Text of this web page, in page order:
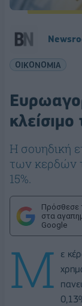
ΟΙΚΟΝΟΜΙΑ
Η σουηδική
των κερδών
15%.
Πρόσθεσε
στα
Google
Μ
ε